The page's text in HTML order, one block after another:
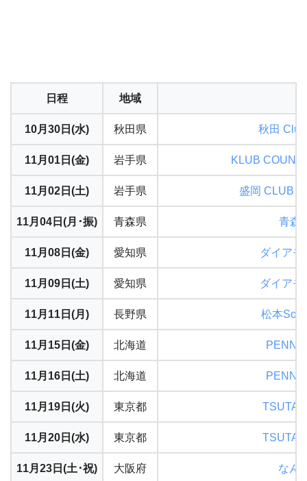
日程 地域
10月30日(水) 秋田県 秋田
11月01日(金) 岩手県 KLUB
11月02日(土) 岩手県 盛岡 CLUB
11月04日(月･振) 青森県 青森
11月08日(金) 愛知県 ダイア
11月09日(土) 愛知県 ダイア
11月11日(月) 長野県 松本
11月15日(金) 北海道
11月16日(土) 北海道
11月19日(火) 東京都
11月20日(水) 東京都
11月23日(土･祝) 大阪府 なん